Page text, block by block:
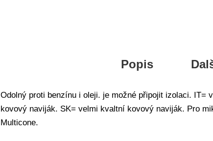
Popis
Odolný proti benzínu i oleji. je možné připojit izolaci.
kovový naviják. SK= velmi kvaltní kovový naviják. Pro
Multicone.